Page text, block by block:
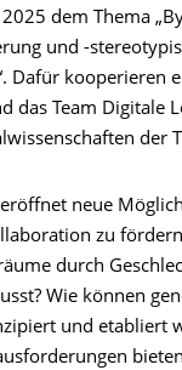
dem Thema
und -
Dafür kooperieren
das Team Digitale
der
neue
zu
durch
Wie können
und etabliert